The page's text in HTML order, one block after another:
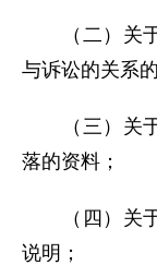
（二）关于
与诉讼的关系
（三）关于
落的资料；
（四）关于
说明；